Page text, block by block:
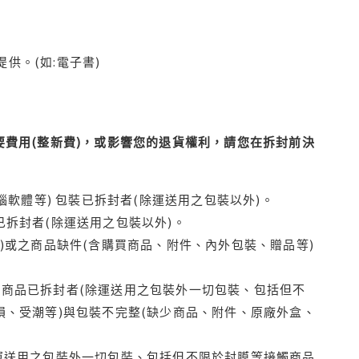
供。(如:電子書)
用(整新費)，或影響您的退貨權利，請您在拆封前決
體等) 包裝已拆封者(除運送用之包裝以外)。
封者(除運送用之包裝以外)。
之商品缺件(含購買商品、附件、內外包裝、贈品等)
品已拆封者(除運送用之包裝外一切包裝、包括但不
受潮等)與包裝不完整(缺少商品、附件、原廠外盒、